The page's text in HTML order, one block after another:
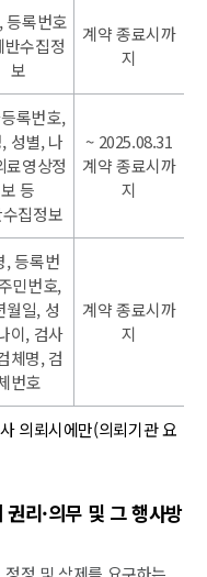
등록번호
반수집정
보
계약 종료시까
지
록번호,
성별, 나
료영상정
보 등
집정보
~ 2025.08.31
계약 종료시까
지
, 등록번
민번호,
월일, 성
이, 검사
체명, 검
번호
계약 종료시까
지
의뢰시에만(의뢰기관 요
리·의무 및 그 행사방